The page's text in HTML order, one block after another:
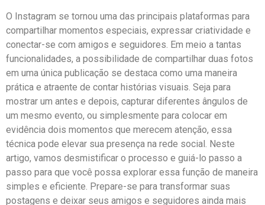
O Instagram se tornou uma⁤ das principais plataformas‌ para
compartilhar ‌momentos especiais, expressar criatividade e⁣
conectar-se com amigos e seguidores.⁣ Em meio‍ a tantas
funcionalidades,⁢ a possibilidade ​de⁣ compartilhar duas fotos⁣
em uma única publicação se destaca⁢ como uma maneira
prática e atraente de contar histórias visuais. Seja para
⁢mostrar ⁢um antes e depois, ‌capturar diferentes ângulos de
um mesmo‍ evento, ou simplesmente ⁤para‍ colocar em
evidência dois ⁤momentos que merecem atenção, essa
técnica pode ⁤elevar ‌sua presença na ⁤rede⁢ social.⁣ Neste
artigo, vamos desmistificar​ o processo‌ e guiá-lo passo a ​
passo para que ‌você possa explorar essa função de maneira
simples⁤ e eficiente. ⁤Prepare-se para ‍transformar ​suas
postagens e deixar seus amigos e seguidores ainda mais